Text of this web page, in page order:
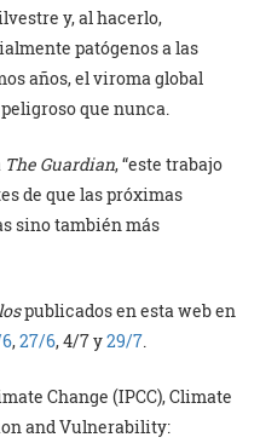
y, al hacerlo,
patógenos a las
años, el viroma global
que nunca.
The Guardian, “este trabajo
de que las próximas
sino también más
publicados en esta web en
,27/6, 4/7 y29/7.
Change (IPCC), Climate
and Vulnerability: